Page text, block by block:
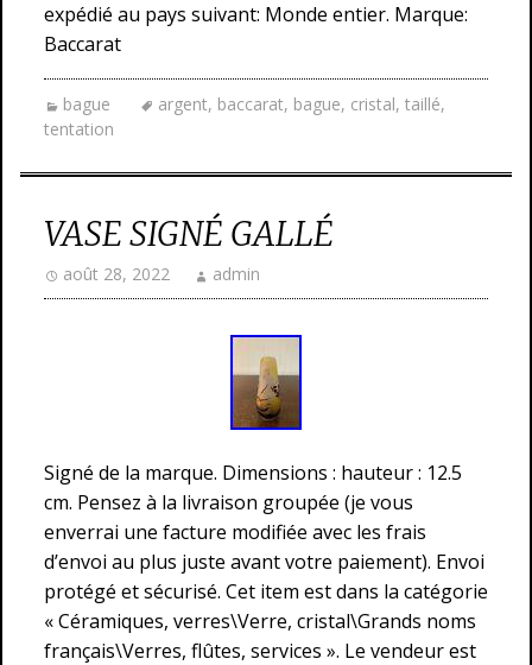
expédié au pays suivant: Monde entier. Marque:
Baccarat
bague argent, baccarat, bague, cristal, taillé,
tentation
VASE SIGNÉ GALLÉ
août 28, 2022 admin
Signé de la marque. Dimensions : hauteur : 12.5
cm. Pensez à la livraison groupée (je vous
enverrai une facture modifiée avec les frais
d’envoi au plus juste avant votre paiement). Envoi
protégé et sécurisé. Cet item est dans la catégorie
« Céramiques, verres\Verre, cristal\Grands noms
français\Verres, flûtes, services ». Le vendeur est